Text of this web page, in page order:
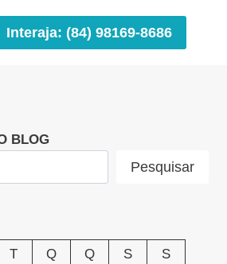
Interaja: (84) 98169-8686
BLOG
Pesquisar
T Q Q S S